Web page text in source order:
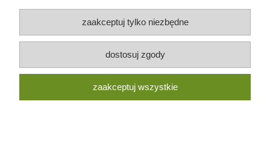
Regulamin i polityka prywatności
Formy płatności i rezerwacje
Moje konto
zaakceptuj tylko niezbędne
dostosuj zgody
zaakceptuj wszystkie